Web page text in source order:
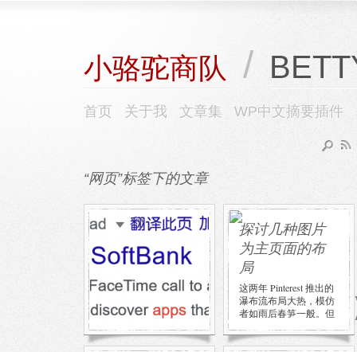
小骆驼商队 /
首页 关于我 文章集 WP中文摘要插件
“网页”标签下的文章
发现现在搜索
引擎搜索结果
只显示前二十
来页了
发现现在 Google 搜索
结果只显示前二十来页
了，它还是会显示找到
了几百万、几千万条结
探讨几种图片
为主页面的布
局
这两年 Pinterest 推出的
瀑布流布局大热，模仿
者如雨后春笋一般。但
看东西，这种布局 […]